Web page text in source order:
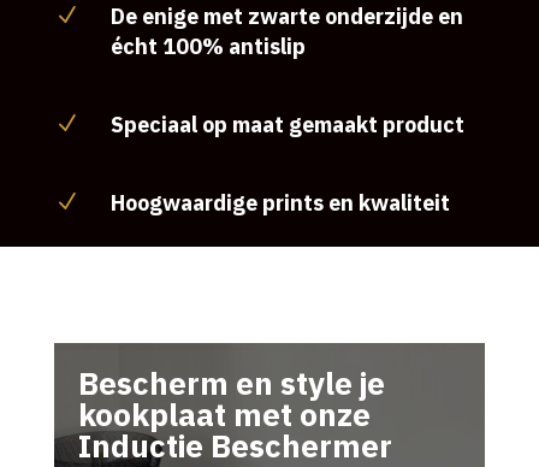
N
De enige met zwarte onderzijde en
écht 100% antislip
N Speciaal op maat gemaakt product
N Hoogwaardige prints en kwaliteit
Bescherm en style je
kookplaat met onze
Inductie Beschermer